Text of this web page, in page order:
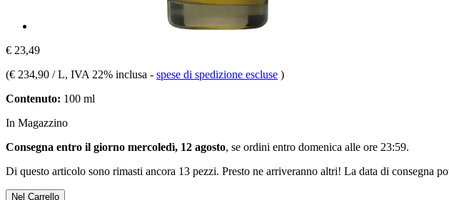
€ 23,49
(€ 234,90 / L, IVA 22% inclusa - spese di spedizione escluse )
Contenuto: 100 ml
In Magazzino
Consegna entro il giorno mercoledì, 12 agosto, se ordini entro domenica alle ore 23:59.
Di questo articolo sono rimasti ancora 13 pezzi. Presto ne arriveranno altri! La data di consegna
Nel Carrello